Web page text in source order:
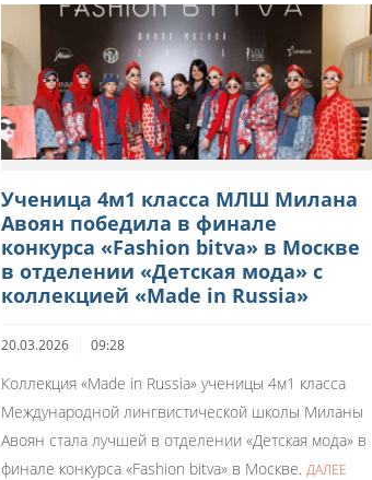
Ученица 4м1 класса МЛШ Милана
Авоян победила в финале
конкурса «Fashion bitva» в Москве
в отделении «Детская мода» с
коллекцией «Made in Russia»
20.03.2026 09:28
Коллекция «Made in Russia» ученицы 4м1 класса
Международной лингвистической школы Миланы
Авоян стала лучшей в отделении «Детская мода» в
финале конкурса «Fashion bitva» в Москве. ДАЛЕЕ